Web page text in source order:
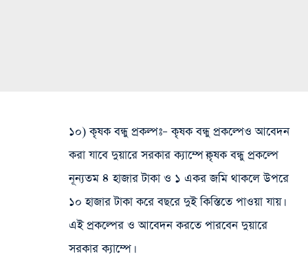
১০) কৃষক বন্ধু প্রকল্পঃ– কৃষক বন্ধু প্রকল্পেও আবেদন
করা যাবে দুয়ারে সরকার ক্যাম্পে।কৃষক বন্ধু প্রকল্পে
নূন্যতম ৪ হাজার টাকা ও ১ একর জমি থাকলে উপরে
১০ হাজার টাকা করে বছরে দুই কিস্তিতে পাওয়া যায়।
এই প্রকল্পের ও আবেদন করতে পারবেন দুয়ারে
সরকার ক্যাম্পে।